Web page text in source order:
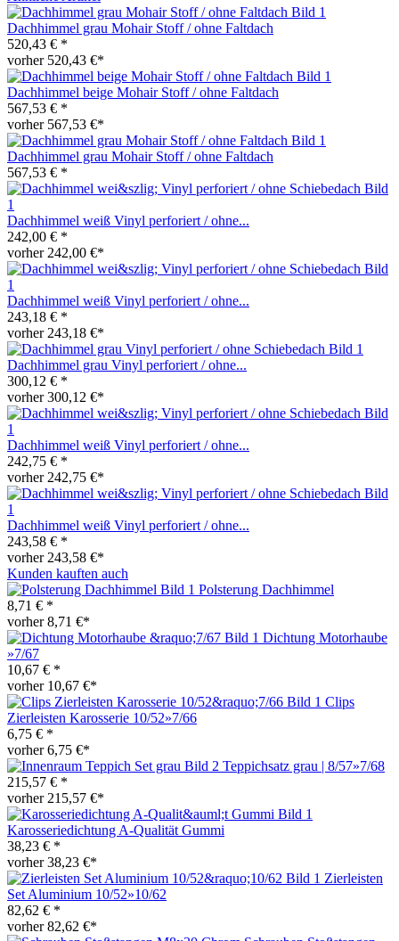
Dachhimmel grau Mohair Stoff / ohne Faltdach
520,43 € *
vorher 520,43 €*
Dachhimmel beige Mohair Stoff / ohne Faltdach
567,53 € *
vorher 567,53 €*
Dachhimmel grau Mohair Stoff / ohne Faltdach
567,53 € *
Dachhimmel weiß Vinyl perforiert / ohne...
242,00 € *
vorher 242,00 €*
Dachhimmel weiß Vinyl perforiert / ohne...
243,18 € *
vorher 243,18 €*
Dachhimmel grau Vinyl perforiert / ohne...
300,12 € *
vorher 300,12 €*
Dachhimmel weiß Vinyl perforiert / ohne...
242,75 € *
vorher 242,75 €*
Dachhimmel weiß Vinyl perforiert / ohne...
243,58 € *
vorher 243,58 €*
Kunden kauften auch
Polsterung Dachhimmel
8,71 € *
vorher 8,71 €*
Dichtung Motorhaube
»7/67
10,67 € *
vorher 10,67 €*
Clips
Zierleisten Karosserie 10/52»7/66
6,75 € *
vorher 6,75 €*
Teppichsatz grau | 8/57»7/68
215,57 € *
vorher 215,57 €*
Karosseriedichtung A-Qualität Gummi
38,23 € *
vorher 38,23 €*
Zierleisten
Set Aluminium 10/52»10/62
82,62 € *
vorher 82,62 €*